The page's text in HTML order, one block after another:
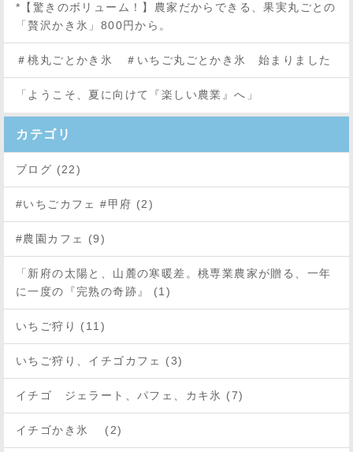
*【驚きのボリューム！】農家だからできる、果実丸ごとの
「贅沢かき氷」800円から。
＃桃丸ごとかき氷 ＃いちご丸ごとかき氷 始まりました
「ようこそ、夏に向けて『楽しい農業』へ」
カテゴリ
ブログ (22)
#いちごカフェ #甲府 (2)
#農園カフェ (9)
「新府の太陽と、山麓の寒暖差。桃専業農家が贈る、一年
に一度の『完熟の奇跡』 (1)
いちご狩り (11)
いちご狩り、イチゴカフェ (3)
イチゴ ジェラート、パフェ、カキ氷 (7)
イチゴかき氷 (2)